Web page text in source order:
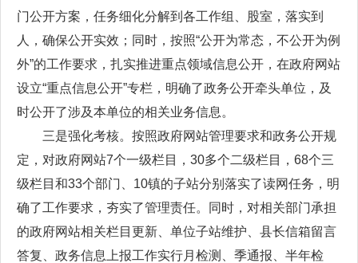
门公开方案，任务细化分解到各工作组、股室，落实到
人，确保公开实效；同时，按照“公开为常态，不公开为例
外”的工作要求，扎实推进重点领域信息公开，在政府网站
设立“重点信息公开”专栏，明确了政务公开牵头单位，及
时公开了涉及本单位的相关业务信息。
三是强化考核。按照政府网站管理要求和政务公开规
定，对政府网站7个一级栏目，30多个二级栏目，68个三
级栏目和33个部门、10镇的子站分别落实了读网任务，明
确了工作要求，夯实了管理责任。同时，对相关部门承担
的政府网站相关栏目更新、单位子站维护、县长信箱留言
答复、政务信息上报工作实行月检测、季通报、半年检